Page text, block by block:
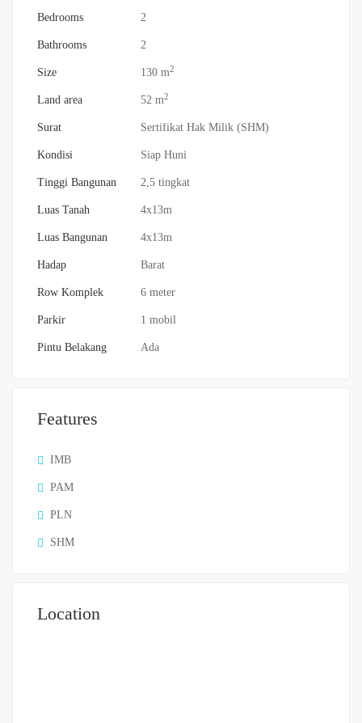
Bedrooms 2
Bathrooms 2
Size 130 m2
Land area 52 m2
Surat Sertifikat Hak Milik (SHM)
Kondisi Siap Huni
Tinggi Bangunan 2,5 tingkat
Luas Tanah 4x13m
Luas Bangunan 4x13m
Hadap Barat
Row Komplek 6 meter
Parkir 1 mobil
Pintu Belakang Ada
Features
IMB
PAM
PLN
SHM
Location